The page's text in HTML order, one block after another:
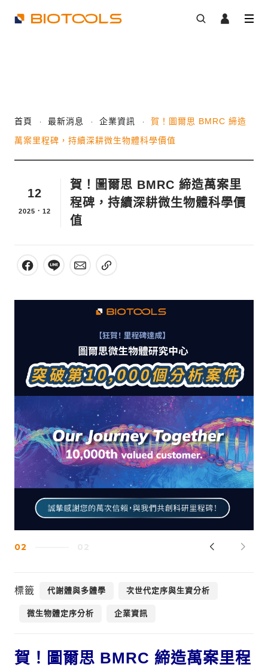
首頁 最新消息 企業資訊
賀！圖爾思 BMRC 締造
萬案里程碑，持續深耕微生物體科學價值
12
2025．12
賀！圖爾思 BMRC 締造萬案里
程碑，持續深耕微生物體科學價
值
賀！圖爾思 BMRC 締造萬案里程
02
標籤 代謝體與多體學 次世代定序與生資分析
微生物體定序分析 企業資訊